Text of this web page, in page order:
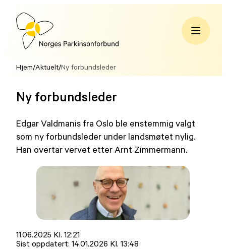
Hopp
innholdNorges
Hjem/Aktuelt/Ny forbundsleder
Ny forbundsleder
Edgar Valdmanis fra Oslo ble enstemmig valgt
som ny forbundsleder under landsmøtet nylig.
Han overtar vervet etter Arnt Zimmermann.
Lagt
ut
11.06.2025 Kl. 12:21
Sist oppdatert: 14.01.2026 Kl. 13:48